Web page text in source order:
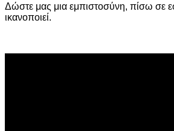
Δώστε μας μια εμπιστοσύνη, πίσω σε
ικανοποιεί.